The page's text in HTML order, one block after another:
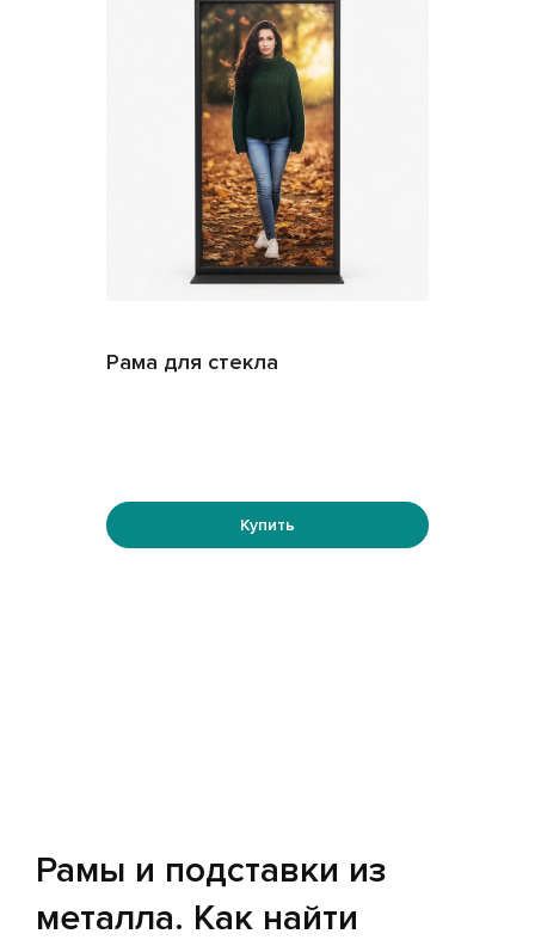
Рама для стекла
Купить
Рамы и подставки из
металла. Как найти